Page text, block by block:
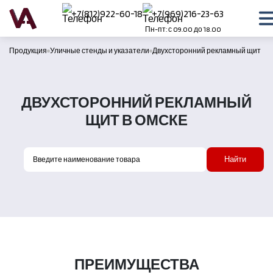
+7(812)922-60-18 +7(969)216-23-63
Пн-пт: с 09.00 до 18.00
Продукция Уличные стенды и указатели Двухсторонний рекламный щит
ДВУХСТОРОННИЙ РЕКЛАМНЫЙ
ЩИТ В ОМСКЕ
Найти
ПРЕИМУЩЕСТВА